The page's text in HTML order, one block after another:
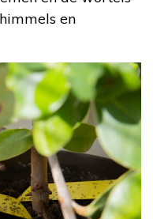
en